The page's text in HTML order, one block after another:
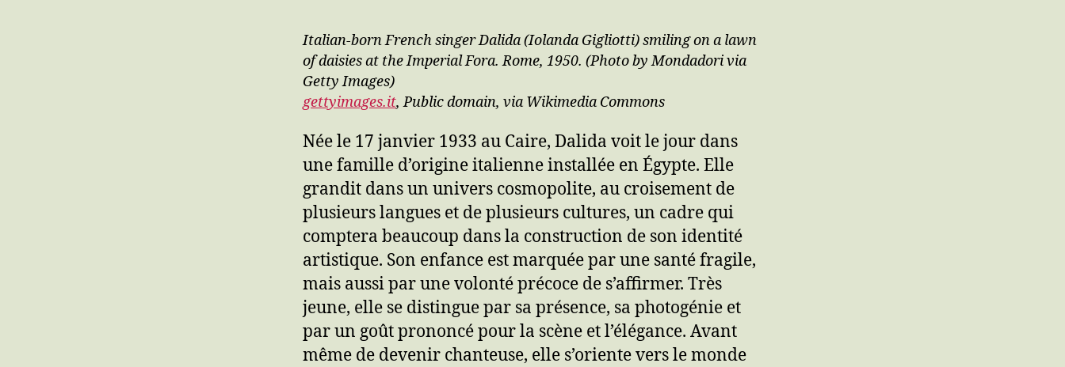
Italian-born French singer Dalida (Iolanda Gigliotti) smiling on a lawn
of daisies at the Imperial Fora. Rome, 1950. (Photo by Mondadori via
Getty Images)
gettyimages.it, Public domain, via Wikimedia Commons
Née le 17 janvier 1933 au Caire, Dalida voit le jour dans
une famille d’origine italienne installée en Égypte. Elle
grandit dans un univers cosmopolite, au croisement de
plusieurs langues et de plusieurs cultures, un cadre qui
comptera beaucoup dans la construction de son identité
artistique. Son enfance est marquée par une santé fragile,
mais aussi par une volonté précoce de s’affirmer. Très
jeune, elle se distingue par sa présence, sa photogénie et
par un goût prononcé pour la scène et l’élégance. Avant
même de devenir chanteuse, elle s’oriente vers le monde